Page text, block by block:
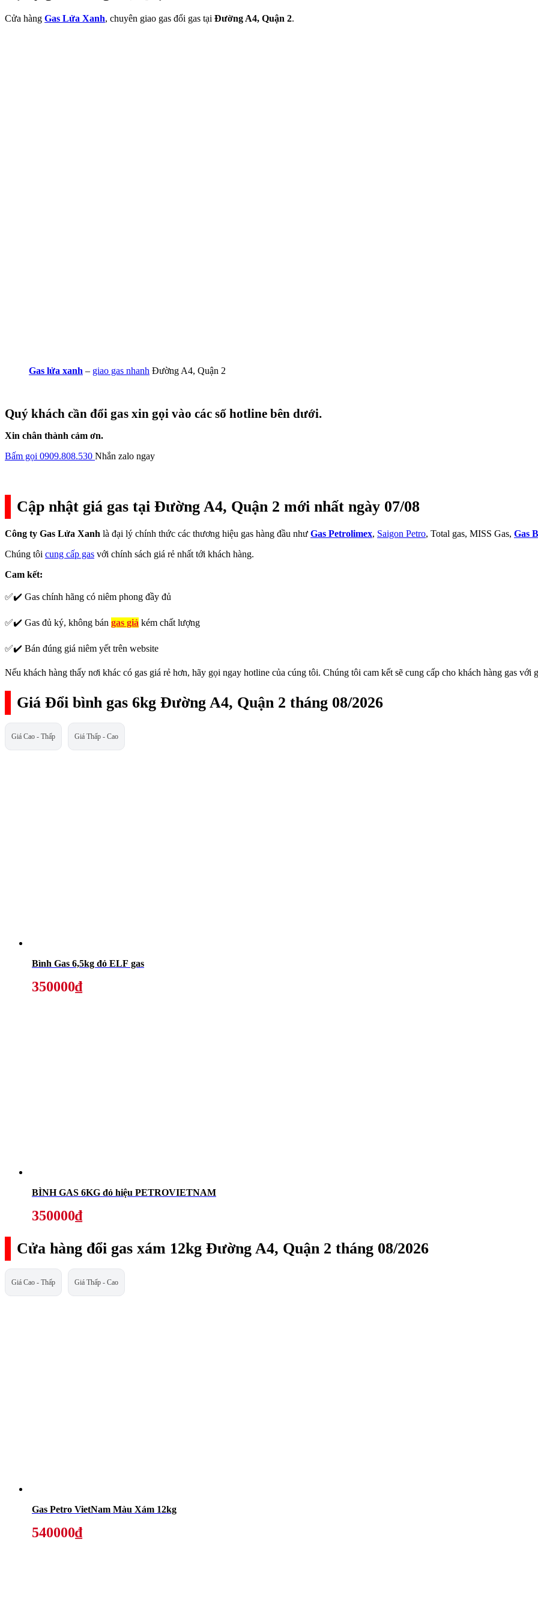
Cửa hàng Gas Lửa Xanh, chuyên giao gas đổi gas tại Đường A4, Quận 2.
Gas lửa xanh – giao gas nhanh Đường A4, Quận 2
Quý khách cần đổi gas xin gọi vào các số hotline bên dưới.
Xin chân thành cảm ơn.
Bấm gọi 0909.808.530 Nhắn zalo ngay
Cập nhật giá gas tại Đường A4, Quận 2 mới nhất ngày 07/08
Công ty Gas Lửa Xanh là đại lý chính thức các thương hiệu gas hàng đầu như Gas Petrolimex, Saigon Petro, Total gas, MISS Gas, Gas
Chúng tôi cung cấp gas với chính sách giá rẻ nhất tới khách hàng.
Cam kết:
✅✔️ Gas chính hãng có niêm phong đầy đủ
✅✔️ Gas đủ ký, không bán gas giả kém chất lượng
✅✔️ Bán đúng giá niêm yết trên website
Nếu khách hàng thấy nơi khác có gas giá rẻ hơn, hãy gọi ngay hotline của cúng tôi. Chúng tôi cam kết sẽ cung cấp cho khách hàng gas với
Giá Đổi bình gas 6kg Đường A4, Quận 2 tháng 08/2026
Giá Cao - Thấp Giá Thấp - Cao
Bình Gas 6,5kg đỏ ELF gas
350000₫
BÌNH GAS 6KG đỏ hiệu PETROVIETNAM
350000₫
Cửa hàng đổi gas xám 12kg Đường A4, Quận 2 tháng 08/2026
Giá Cao - Thấp Giá Thấp - Cao
Gas Petro VietNam Màu Xám 12kg
540000₫